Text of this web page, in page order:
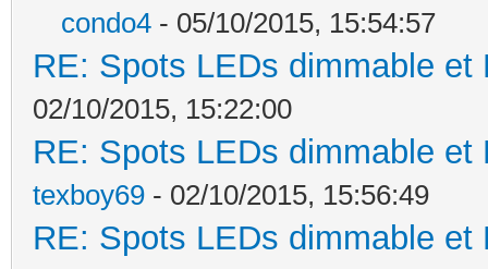
condo4 - 05/10/2015, 15:54:57
RE: Spots LEDs dimmable
02/10/2015, 15:22:00
RE: Spots LEDs dimmable
texboy69 - 02/10/2015, 15:56:49
RE: Spots LEDs dimmable